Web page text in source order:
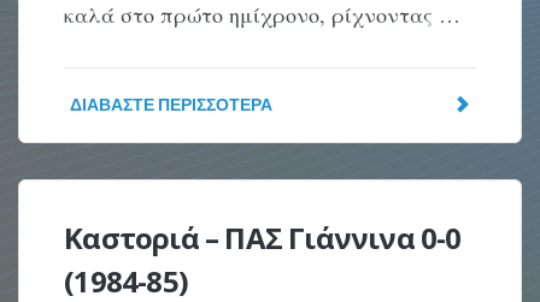
καλά στο πρώτο ημίχρονο, ρίχνοντας …
ΔΙΑΒΆΣΤΕ ΠΕΡΙΣΣΌΤΕΡΑ
Καστοριά – ΠΑΣ Γιάννινα 0-0
(1984-85)